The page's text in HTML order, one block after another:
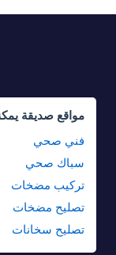
مواقع صديقة
فني صحي
سباك صحي
تركيب مضخات
تصليح مضخات
تصليح سخانات